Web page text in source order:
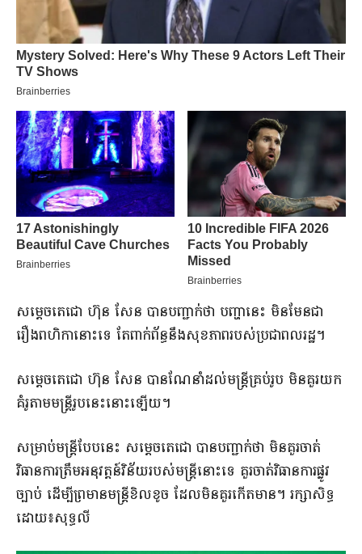
សម្តេចតេជោ ហ៊ុន សែន បានបញ្ជាក់ថា បញ្ហានេះ មិនមែនជា
រឿងពហិកានោះទេ តែពាក់ព័ន្ធនឹងសុខភាពរបស់ប្រជាពលរដ្ឋ។
សម្តេចតេជោ ហ៊ុន សែន បានណែនាំដល់មន្ត្រីគ្រប់រូប មិនគួរយក
គំរូតាមមន្ត្រីរូបនេះនោះឡើយ។
សម្រាប់មន្ត្រីបែបនេះ សម្តេចតេជោ បានបញ្ជាក់ថា មិនគួរចាត់
វិធានការត្រឹមអនុវត្តន៍វិន័យរបស់មន្ត្រីនោះទេ គួរចាត់វិធានការផ្លូវ
ច្បាប់ ដើម្បីព្រមានមន្ត្រីខិលខូច ដែលមិនគួរកើតមាន។ រក្សាសិទ្ធ
ដោយ៖សុទ្ធលី